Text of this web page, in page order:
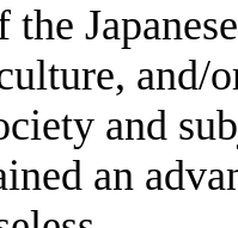
and/
and
an